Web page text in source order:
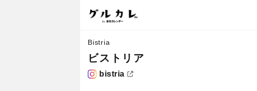
Bistria
ビストリア
bistria